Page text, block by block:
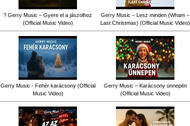
? Gerry Music – Gyere el a jászolhoz
(Official Music Video)
Gerry Music – Lesz minden (Wham –
Last Christmas) (Official Music Video)
Gerry Music - Fehér karácsony (Official
Music Video)
Gerry Music – Karácsony ünnepén
(Official Music Video)